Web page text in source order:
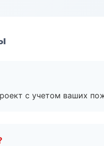
с учетом ваших